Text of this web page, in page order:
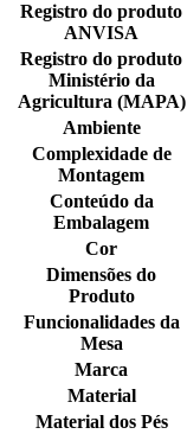
Registro do produto
ANVISA
Registro do produto
Ministério da
Agricultura (MAPA)
Ambiente
Complexidade de
Montagem
Conteúdo da
Embalagem
Cor
Dimensões do
Produto
Funcionalidades da
Mesa
Marca
Material
Material dos Pés